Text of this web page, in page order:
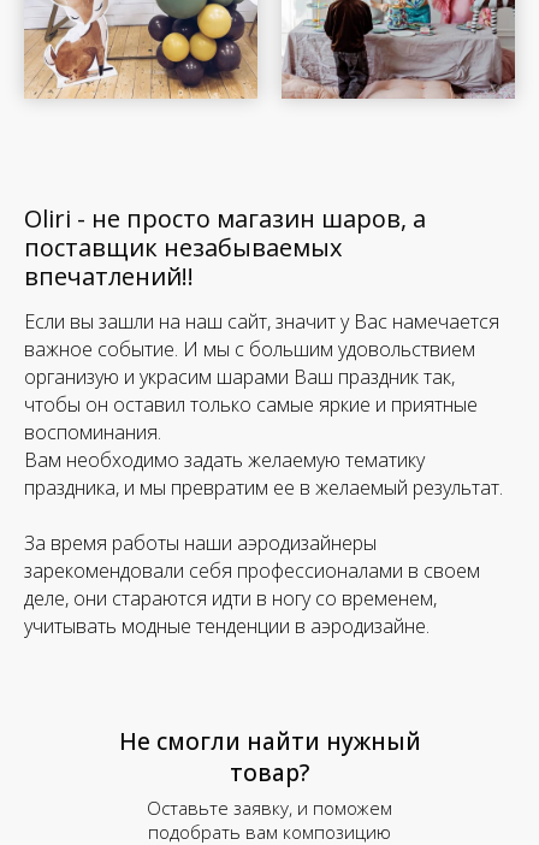
Oliri - не просто магазин шаров, а
поставщик незабываемых
впечатлений!!
Если вы зашли на наш сайт, значит у Вас намечается
важное событие. И мы с большим удовольствием
организую и украсим шарами Ваш праздник так,
чтобы он оставил только самые яркие и приятные
воспоминания.
Вам необходимо задать желаемую тематику
праздника, и мы превратим ее в желаемый результат.
За время работы наши аэродизайнеры
зарекомендовали себя профессионалами в своем
деле, они стараются идти в ногу со временем,
учитывать модные тенденции в аэродизайне.
Не смогли найти нужный
товар?
Оставьте заявку, и поможем
подобрать вам композицию